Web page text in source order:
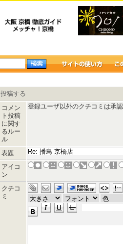
投稿する
コメン
ト投稿
に関す
るルー
ル
登録ユーザ以外のクチコミは承
表題
アイコ
ン
クチコ
ミ